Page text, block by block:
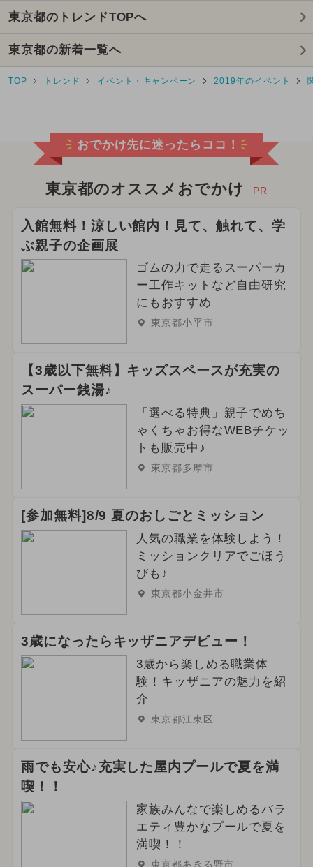
2026年2月のイベント
2024年12月のイベント
2025年10月のイベント
2024年8月のイベント
2025年8月のイベント
イルミネーション
2026年3月のイベント
2024年2月のイベント
2026年6月のイベント
2025年7月のイベント
2026年4月のイベント
2024年9月のイベント グルメフェス
2024年6月のイベント 春休み
冬休み
2025年1月のイベント
2025年4月のイベント
2024年10月のイベント アート
2025年9月のイベント
東京都のトレンドTOPへ
東京都の新着一覧へ
TOP トレンド イベント・キャンペーン 2019年のイベント
おでかけ先に迷ったらココ！
東京都のオススメおでかけ PR
入館無料！涼しい館内！見て、触れて、学
ぶ親子の企画展
ゴムの力で走るスーパーカ
ー工作キットなど自由研究
にもおすすめ
東京都小平市
【3歳以下無料】キッズスペースが充実の
スーパー銭湯♪
「選べる特典」親子でめち
ゃくちゃお得なWEBチケッ
トも販売中♪
東京都多摩市
[参加無料]8/9 夏のおしごとミッション
人気の職業を体験しよう！
ミッションクリアでごほう
びも♪
東京都小金井市
3歳になったらキッザニアデビュー！
3歳から楽しめる職業体
験！キッザニアの魅力を紹
介
東京都江東区
雨でも安心♪充実した屋内プールで夏を満
喫！！
家族みんなで楽しめるバラ
エティ豊かなプールで夏を
満喫！！
東京都あきる野市